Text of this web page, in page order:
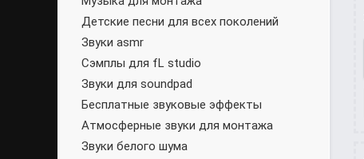
Детские песни для всех поколений
Звуки asmr
Сэмплы для fL studio
Звуки для soundpad
Бесплатные звуковые эффекты
Атмосферные звуки для монтажа
Звуки белого шума